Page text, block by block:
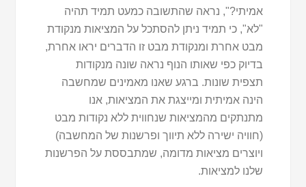
אמיתי?", נראה שהתשובה כמעט תמיד תהיה
"לא", כי תמיד ניתן להסתכל על המציאות מנקודת
מבט אחרת ומנקודת מבט זו הדברים יראו אחרת,
בדיוק כפי שאותו הנוף נראה שונה מנקודות
תצפית שונות. ברגע שאנו מאמינים שמחשבה
הינה אמיתית ומייצגת את המציאות, אנו
מתנתקים מהמציאות שנחווית ללא נקודות מבט
(חוויה ישירה ללא תיווך ופרשנות של המחשבה)
ויוצרים מציאות מדומה, שמתבססת על הפרשנות
שלנו למציאות.